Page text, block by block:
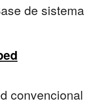
de sistema
convencional